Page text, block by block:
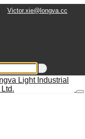
Victor.xie@longva.cc